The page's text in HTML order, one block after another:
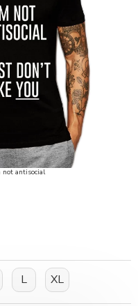
not antisocial
L XL